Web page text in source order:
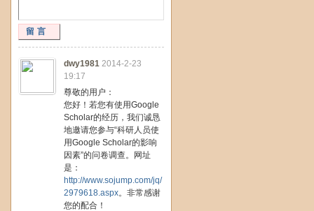
留言
dwy1981 2014-2-23
19:17
尊敬的用户：
您好！若您有使用Google
Scholar的经历，我们诚恳
地邀请您参与“科研人员使
用Google Scholar的影响
因素”的问卷调查。网址
是：
http://www.sojump.com/jq/
2979618.aspx。非常感谢
您的配合！